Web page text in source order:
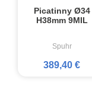
Picatinny Ø34
H38mm 9MIL
Spuhr
389,40 €